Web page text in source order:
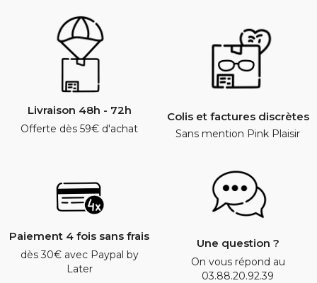
Livraison 48h - 72h
Offerte dès 59€ d'achat
Colis et factures discrètes
Sans mention Pink Plaisir
Paiement 4 fois sans frais
dès 30€ avec Paypal by
Later
Une question ?
On vous répond au
03.88.20.92.39